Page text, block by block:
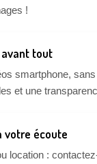
!
tout
smartphone,
et une
votre écoute
location :